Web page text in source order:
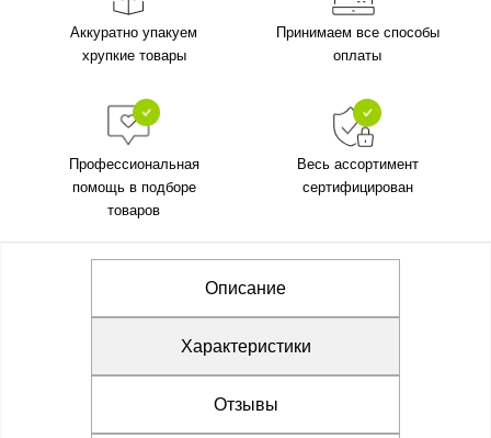
Аккуратно упакуем
хрупкие товары
Принимаем все способы
оплаты
Профессиональная
помощь в подборе
товаров
Весь ассортимент
сертифицирован
Описание
Характеристики
Отзывы